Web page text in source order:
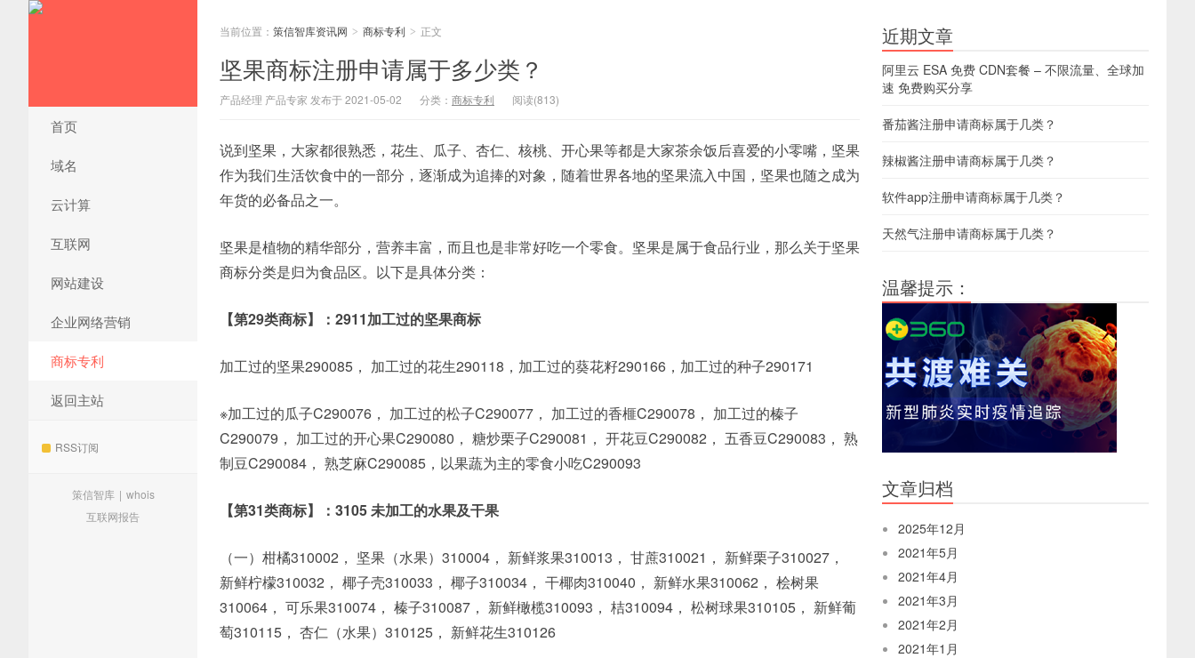
首页
域名
云计算
互联网
网站建设
企业网络营销
商标专利
返回主站
RSS订阅
策信智库 | whois
互联网报告
当前位置： 策信智库资讯网 > 商标专利 > 正文
坚果商标注册申请属于多少类？
产品经理 产品专家 发布于 2021-05-02 分类： 商标专利 阅读(813)
说到坚果，大家都很熟悉，花生、瓜子、杏仁、核桃、开心果等都是大家茶余饭后喜爱的小零嘴，坚果
作为我们生活饮食中的一部分，逐渐成为追捧的对象，随着世界各地的坚果流入中国，坚果也随之成为
年货的必备品之一。
坚果是植物的精华部分，营养丰富，而且也是非常好吃一个零食。坚果是属于食品行业，那么关于坚果
商标分类是归为食品区。以下是具体分类：
【第29类商标】：2911加工过的坚果商标
加工过的坚果290085， 加工过的花生290118，加工过的葵花籽290166，加工过的种子290171
※加工过的瓜子C290076， 加工过的松子C290077， 加工过的香榧C290078， 加工过的榛子
C290079， 加工过的开心果C290080， 糖炒栗子C290081， 开花豆C290082， 五香豆C290083， 熟
制豆C290084， 熟芝麻C290085，以果蔬为主的零食小吃C290093
【第31类商标】：3105 未加工的水果及干果
（一）柑橘310002， 坚果（水果）310004， 新鲜浆果310013， 甘蔗310021， 新鲜栗子310027，
新鲜柠檬310032， 椰子壳310033， 椰子310034， 干椰肉310040， 新鲜水果310062， 桧树果
310064， 可乐果310074， 榛子310087， 新鲜橄榄310093， 桔310094， 松树球果310105， 新鲜葡
萄310115， 杏仁（水果）310125， 新鲜花生310126
近期文章
阿里云 ESA 免费 CDN套餐 – 不限流量、全球加
速 免费购买分享
番茄酱注册申请商标属于几类？
辣椒酱注册申请商标属于几类？
软件app注册申请商标属于几类？
天然气注册申请商标属于几类？
温馨提示：
文章归档
2025年12月
2021年5月
2021年4月
2021年3月
2021年2月
2021年1月